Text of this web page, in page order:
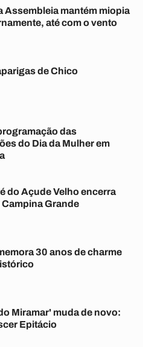
Assembleia mantém miopia
até com o vento
de Chico
das
do Dia da Mulher em
do Açude Velho encerra
Grande
30 anos de charme
Miramar' muda de novo:
Epitácio